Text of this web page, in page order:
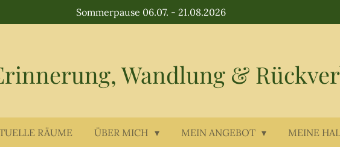
Sommerpause 06.07. - 21.08.2026
Wandlung &
RÄUME ÜBER MICH MEIN ANGEBOT MEINE